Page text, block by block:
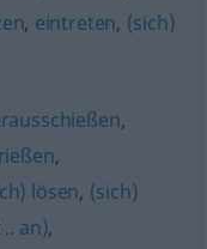
, eintreten, (sich)
,
,
lösen, (sich)
an),